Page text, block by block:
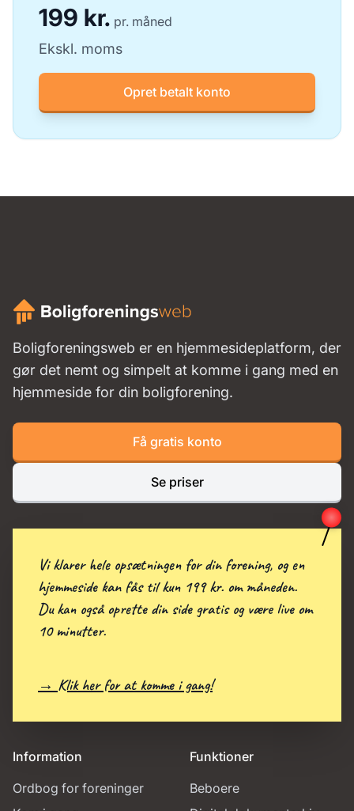
199 kr. pr. måned
Ekskl. moms
Opret betalt konto
Boligforeningsweb er en hjemmesideplatform, der
gør det nemt og simpelt at komme i gang med en
hjemmeside for din boligforening.
Få gratis konto
Se priser
Information
Ordbog for foreninger
Funktioner
Beboere
Vi klarer hele opsætningen for din forening, og en
hjemmeside kan fås til kun 199 kr. om måneden.
Du kan også oprette din side gratis og være live om
10 minutter.
→ Klik her for at komme i gang!